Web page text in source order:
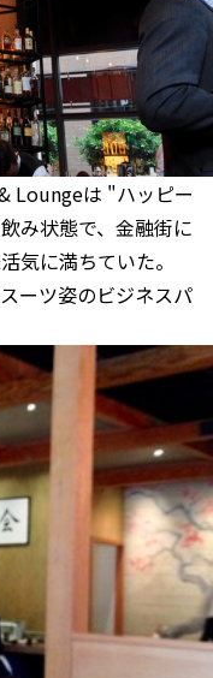
Loungeは "ハッピー
み状態で、金融街に
気に満ちていた。
ーツ姿のビジネスパ